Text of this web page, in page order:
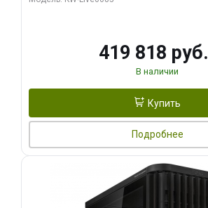
419 818 руб.
В наличии
Купить
Подробнее